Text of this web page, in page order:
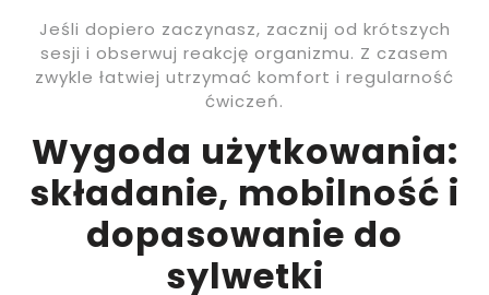
Jeśli dopiero zaczynasz, zacznij od krótszych
sesji i obserwuj reakcję organizmu. Z czasem
zwykle łatwiej utrzymać komfort i regularność
ćwiczeń.
Wygoda użytkowania:
składanie, mobilność i
dopasowanie do
sylwetki